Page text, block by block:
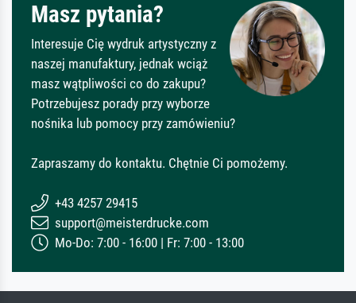
Masz pytania?
Interesuje Cię wydruk artystyczny z
naszej manufaktury, jednak wciąż
masz wątpliwości co do zakupu?
Potrzebujesz porady przy wyborze
nośnika lub pomocy przy zamówieniu?
Zapraszamy do kontaktu. Chętnie Ci pomożemy.
+43 4257 29415
support@meisterdrucke.com
Mo-Do: 7:00 - 16:00 | Fr: 7:00 - 13:00